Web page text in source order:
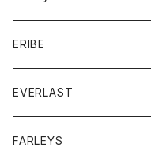
シャツ
Tシャツ
グッズ
帽子
トップス
シャツ
ボトム
ERIBE
ニット
EVERLAST
トップス
FARLEYS